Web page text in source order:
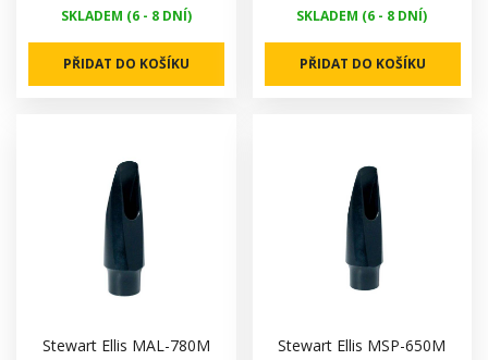
SKLADEM (6 - 8 DNÍ)
PŘIDAT DO KOŠÍKU
SKLADEM (6 - 8 DNÍ)
PŘIDAT DO KOŠÍKU
Stewart Ellis MAL-780M Stewart Ellis MSP-650M